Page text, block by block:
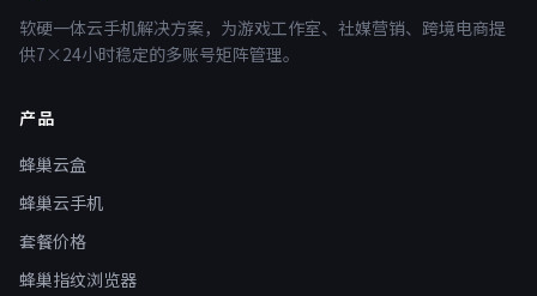
软硬一体云手机解决方案，为游戏工作室、社媒营销、跨境电商提
供7×24小时稳定的多账号矩阵管理。
产品
蜂巢云盒
蜂巢云手机
套餐价格
蜂巢指纹浏览器